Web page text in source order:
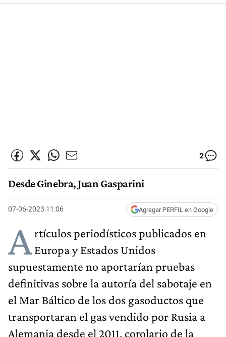
2
Desde Ginebra, Juan Gasparini
07-06-2023 11:06 Agregar PERFIL en Google
Artículos periodísticos publicados en
Europa y Estados Unidos
supuestamente no aportarían pruebas
definitivas sobre la autoría del sabotaje en
el Mar Báltico de los dos gasoductos que
transportaran el gas vendido por Rusia a
Alemania desde el 2011, corolario de la